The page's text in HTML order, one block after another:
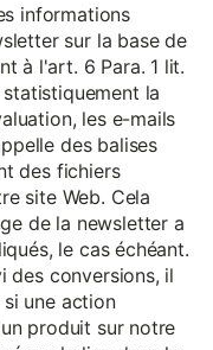
informations
sur la base de
à l'art. 6 Para. 1 lit.
la
les e-mails
des balises
des fichiers
site Web. Cela
de la newsletter a
le cas échéant.
des conversions, il
une action
produit sur notre